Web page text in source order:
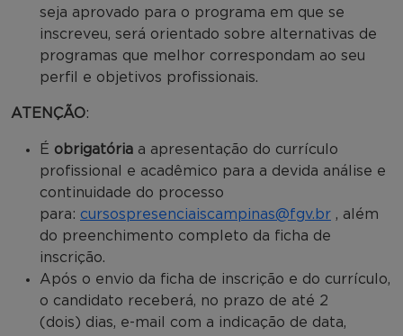
seja aprovado para o programa em que se
inscreveu, será orientado sobre alternativas de
programas que melhor correspondam ao seu
perfil e objetivos profissionais.
ATENÇÃO:
É obrigatória a apresentação do currículo
profissional e acadêmico para a devida análise e
continuidade do processo
para: cursospresenciaiscampinas@fgv.br , além
do preenchimento completo da ficha de
inscrição.
Após o envio da ficha de inscrição e do currículo,
o candidato receberá, no prazo de até 2
(dois) dias, e-mail com a indicação de data,